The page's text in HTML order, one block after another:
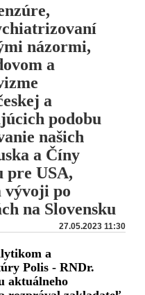
názormi,
a
a
podobu
našich
a Číny
pre USA,
vývoji po
na Slovensku
27.05.2023 11:30
a
Polis - RNDr.
aktuálneho